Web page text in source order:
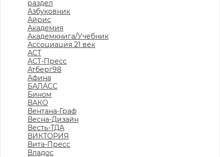
раздел
Азбуковник
Айрис
Академия
Академкнига/Учебник
Ассоциация 21 век
АСТ
АСТ-Пресс
Атберг98
Афина
БАЛАСС
Бином
ВАКО
Вентана-Граф
Весна-Дизайн
Весть-ТДА
ВИКТОРИЯ
Вита-Пресс
Владос